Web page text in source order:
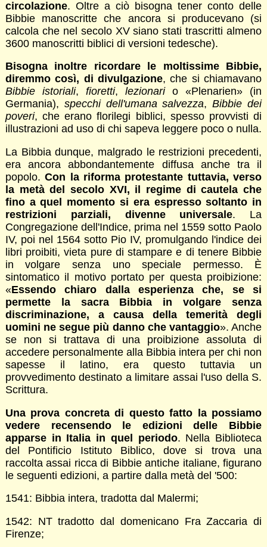
circolazione. Oltre a ciò bisogna tener conto delle
Bibbie manoscritte che ancora si producevano (si
calcola che nel secolo XV siano stati trascritti almeno
3600 manoscritti biblici di versioni tedesche).
Bisogna inoltre ricordare le moltissime Bibbie,
diremmo così, di divulgazione, che si chiamavano
Bibbie istoriali, fioretti, lezionario «Plenarien» (in
Germania), specchi dell'umana salvezza,Bibbie dei
poveri, che erano florilegi biblici, spesso provvisti di
illustrazioni ad uso di chi sapeva leggere poco o nulla.
La Bibbia dunque, malgrado le restrizioni precedenti,
era ancora abbondantemente diffusa anche tra il
popolo.Con la riforma protestante tuttavia, verso
la metà del secolo XVI, il regime di cautela che
fino a quel momento si era espresso soltanto in
restrizioni parziali, divenne universale. La
Congregazione dell'Indice, prima nel 1559 sotto Paolo
IV, poi nel 1564 sotto Pio IV, promulgando l'indice dei
libri proibiti, vieta pure di stampare e di tenere Bibbie
in volgare senza uno speciale permesso. È
sintomatico il motivo portato per questa proibizione:
«Essendo chiaro dalla esperienza che, se si
permette la sacra Bibbia in volgare senza
discriminazione, a causa della temerità degli
uomini ne segue più danno che vantaggio». Anche
se non si trattava di una proibizione assoluta di
accedere personalmente alla Bibbia intera per chi non
sapesse il latino, era questo tuttavia un
provvedimento destinato a limitare assai l'uso della S.
Scrittura.
Una prova concreta di questo fatto la possiamo
vedere recensendo le edizioni delle Bibbie
apparse in Italia in quel periodo. Nella Biblioteca
del Pontificio Istituto Biblico, dove si trova una
raccolta assai ricca di Bibbie antiche italiane, figurano
le seguenti edizioni, a partire dalla metà del '500:
1541: Bibbia intera, tradotta dal Malermi;
1542: NT tradotto dal domenicano Fra Zaccaria di
Firenze;